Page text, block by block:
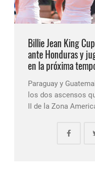
Billie Jean King
ante Honduras y
en la próxima
Paraguay y
los dos ascensos
II de la Zona